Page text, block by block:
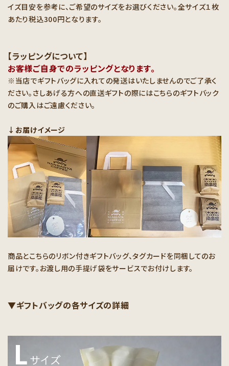
イズ目安を参考に、ご希望のサイズをお選びください。全サイズ１枚
あたり税込300円となります。
【ラッピングについて】
お客様ご自身でのラッピングとなります。
※当店でギフトバッグに入れての発送はいたしませんのでご了承く
ださい。さしあげる方への直送ギフトの際にはこちらのギフトバック
のご購入はご遠慮ください。
↓お届けイメージ
商品とこちらのリボン付きギフトバッグ、タグカードを同梱してのお
届けです。お渡し用の手提げ袋をサービスでお付けします。
▼ギフトバッグの各サイズの詳細